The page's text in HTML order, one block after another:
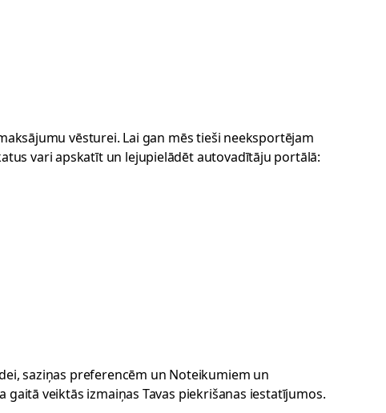
vēsturei. Lai gan mēs tieši neeksportējam
vari apskatīt un lejupielādēt autovadītāju portālā:
saziņas preferencēm un Noteikumiem un
veiktās izmaiņas Tavas piekrišanas iestatījumos.